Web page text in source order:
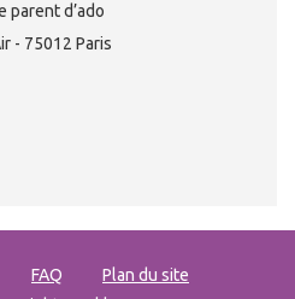
parent d’ado
- 75012 Paris
FAQ
Plan du site